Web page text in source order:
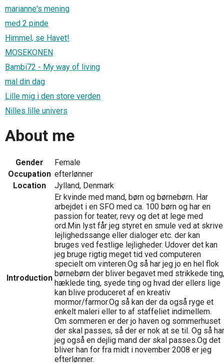
marianne's mening
med 2 pinde
Himmel, se Havet!
MOSEKONEN
Bambi72 - My way of living
mal din dag
Lille mig i den store verden
Nilles lille univers
About me
Gender
Female
Occupation efterlønner
Location
Jylland, Denmark
Introduction
Er kvinde med mand, børn og børnebørn. Har
arbejdet i en SFO med ca. 100 børn og har en
passion for teater, revy og det at lege med
ord.Min lyst får jeg styret en smule ved at skrive
lejlighedssange eller dialoger etc. der kan
bruges ved festlige lejligheder. Udover det kan
jeg bruge rigtig meget tid ved computeren
specielt om vinteren.Og så har jeg jo en hel flok
børnebørn der bliver begavet med strikkede ting,
hæklede ting, syede ting og hvad der ellers lige
kan blive produceret af en kreativ
mormor/farmor.Og så kan der da også ryge et
enkelt maleri eller to af staffeliet indimellem.
Om sommeren er der jo haven og sommerhuset
der skal passes, så der er nok at se til. Og så har
jeg også en dejlig mand der skal passes.Og det
bliver han for fra midt i november 2008 er jeg
efterlønner.